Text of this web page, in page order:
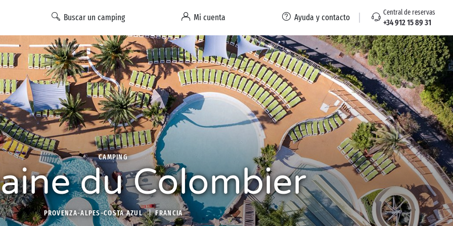
Buscar un camping Mi cuenta Ayuda y contacto Central de reservas
+34 912 15 89 31
CAMPING
du Colombier
PROVENZA-ALPES-COSTA AZUL FRANCIA